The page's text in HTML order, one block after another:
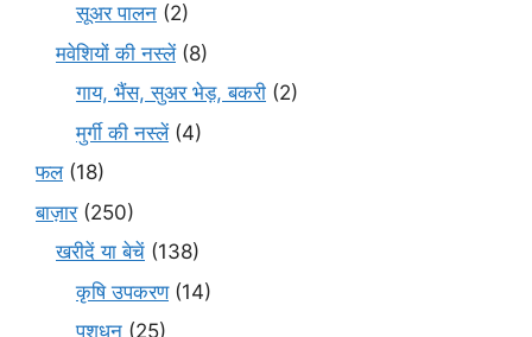
सूअर पालन (2)
मवेशियों की नस्लें(8)
गाय, भैंस, सुअर भेड़, बकरी (2)
मुर्गी की नस्लें(4)
फल(18)
बाज़ार(250)
खरीदें या बेचें (138)
कृषि उपकरण(14)
पशुधन (25)